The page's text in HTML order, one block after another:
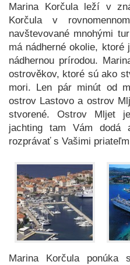
Marina Korčula leží v
Korčula v
navštevované mnohými
má nádherné okolie,
nádhernou prírodou.
ostrověkov, ktoré sú ako
mori. Len pár minút od
ostrov Lastovo a ostrov
stvorené. Ostrov Mljet
jachting tam Vám dodá
rozprávať s Vašimi
Marina Korčula ponúka